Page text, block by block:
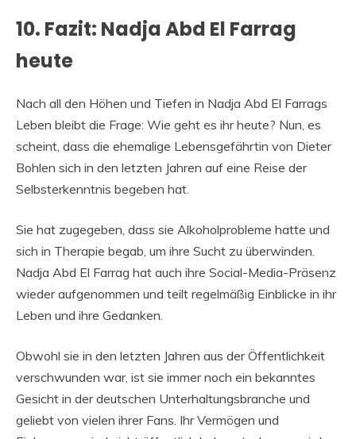
10. Fazit: Nadja Abd El Farrag
heute
Nach all den Höhen und Tiefen in Nadja Abd El Farrags
Leben bleibt die Frage: Wie geht es ihr heute? Nun, es
scheint, dass die ehemalige Lebensgefährtin von Dieter
Bohlen sich in den letzten Jahren auf eine Reise der
Selbsterkenntnis begeben hat.
Sie hat zugegeben, dass sie Alkoholprobleme hatte und
sich in Therapie begab, um ihre Sucht zu überwinden.
Nadja Abd El Farrag hat auch ihre Social-Media-Präsenz
wieder aufgenommen und teilt regelmäßig Einblicke in ihr
Leben und ihre Gedanken.
Obwohl sie in den letzten Jahren aus der Öffentlichkeit
verschwunden war, ist sie immer noch ein bekanntes
Gesicht in der deutschen Unterhaltungsbranche und
geliebt von vielen ihrer Fans. Ihr Vermögen und